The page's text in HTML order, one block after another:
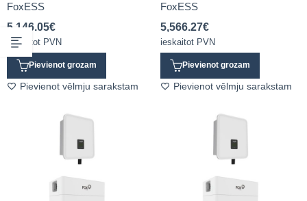
FoxESS
5,146.05€
ieskaitot PVN
Pievienot grozam
Pievienot vēlmju sarakstam
FoxESS
5,566.27€
ieskaitot PVN
Pievienot grozam
Pievienot vēlmju sarakstam